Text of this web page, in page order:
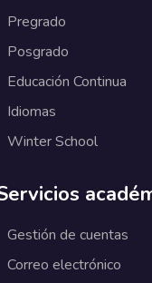
Pregrado
Posgrado
Educación Continua
Idiomas
Winter School
Gestión de cuentas
Correo electrónico